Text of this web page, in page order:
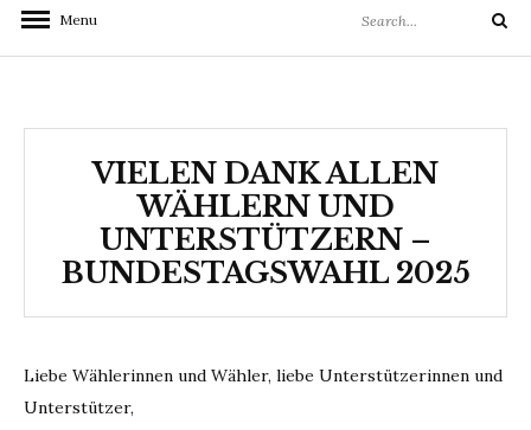
Menu
for:
Search
VIELEN DANK ALLEN
WÄHLERN UND
UNTERSTÜTZERN –
BUNDESTAGSWAHL 2025
Liebe Wählerinnen und Wähler, liebe Unterstützerinnen und
Unterstützer,